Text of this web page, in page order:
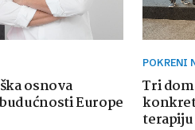
osnova
Europe
POKRENI
Tri